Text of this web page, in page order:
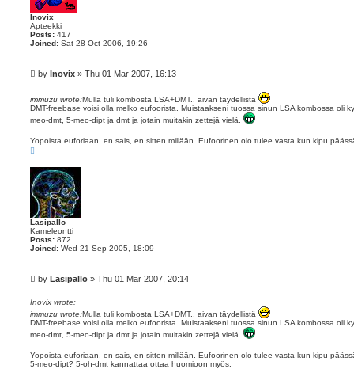
Inovix
Apteekki
Posts: 417
Joined: Sat 28 Oct 2006, 19:26
P
t
by Inovix » Thu 01 Mar 2007, 16:13
immuzu wrote:Mulla tuli kombosta LSA+DMT.. aivan täydellistä
DMT-freebase voisi olla melko eufoorista. Muistaakseni tuossa sinun LSA kombossa oli
meo-dmt, 5-meo-dipt ja dmt ja jotain muitakin zettejä vielä.
Yopoista euforiaan, en sais, en sitten millään. Eufoorinen olo tulee vasta kun kipu
p
Lasipallo
Kameleontti
Posts: 872
Joined: Wed 21 Sep 2005, 18:09
P
s
t
by Lasipallo » Thu 01 Mar 2007, 20:14
Inovix wrote:
immuzu wrote:Mulla tuli kombosta LSA+DMT.. aivan täydellistä
DMT-freebase voisi olla melko eufoorista. Muistaakseni tuossa sinun LSA kombossa oli
meo-dmt, 5-meo-dipt ja dmt ja jotain muitakin zettejä vielä.
Yopoista euforiaan, en sais, en sitten millään. Eufoorinen olo tulee vasta kun kipu
5-meo-dipt? 5-oh-dmt kannattaa ottaa huomioon myös.